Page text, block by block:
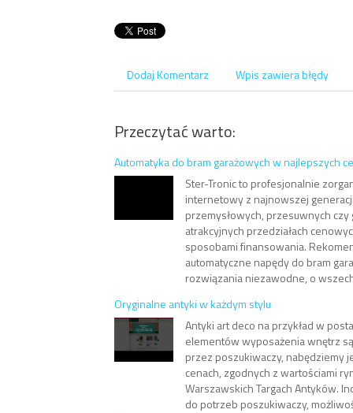
Dodaj Komentarz Wpis zawiera błędy
Przeczytać warto:
Automatyka do bram garażowych w najlepszych
Ster-Tronic to profesjonalnie
internetowy z najnowszej
przemysłowych, przesuwnych czy
atrakcyjnych przedziałach
sposobami finansowania.
automatyczne napędy do bram
rozwiązania niezawodne, o
Oryginalne antyki w każdym stylu
Antyki art deco na przykład w
elementów wyposażenia wnętrz
przez poszukiwaczy, nabędziemy
cenach, zgodnych z wartościami
Warszawskich Targach Antyków.
do potrzeb poszukiwaczy,